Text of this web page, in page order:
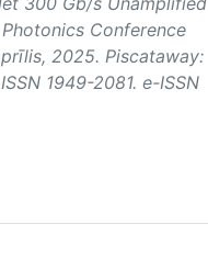
Conference
2025. Piscataway:
1949-2081. e-ISSN